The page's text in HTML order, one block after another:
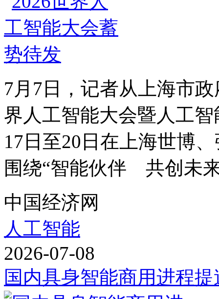
7月7日，记者从上海市
界人工智能大会暨人工
17日至20日在上海世博
围绕“智能伙伴 共创未
中国经济网
人工智能
2026-07-08
国内具身智能商用进程